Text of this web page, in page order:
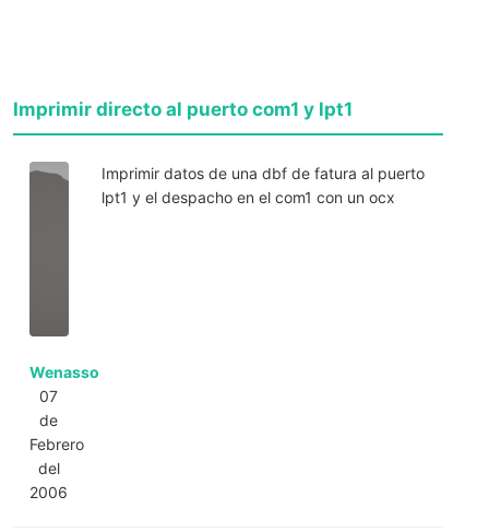
Imprimir directo al puerto com1 y lpt1
Wenasso
07
de
Febrero
del
2006
Imprimir datos de una dbf de fatura al puerto
lpt1 y el despacho en el com1 con un ocx